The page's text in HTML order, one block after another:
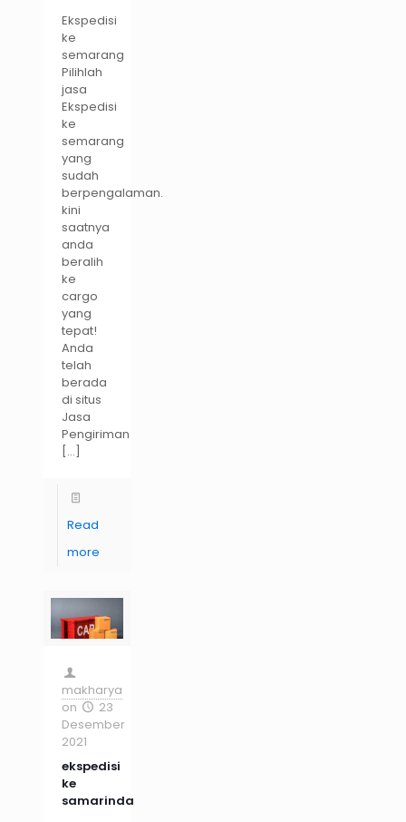
Ekspedisi
ke
semarang
Pilihlah
jasa
Ekspedisi
ke
semarang
yang
sudah
berpengalaman.
kini
saatnya
anda
beralih
ke
cargo
yang
tepat!
Anda
telah
berada
di situs
Jasa
Pengiriman
[…]
Read
more
makharya
on
23
Desember
2021
ekspedisi
ke
samarinda